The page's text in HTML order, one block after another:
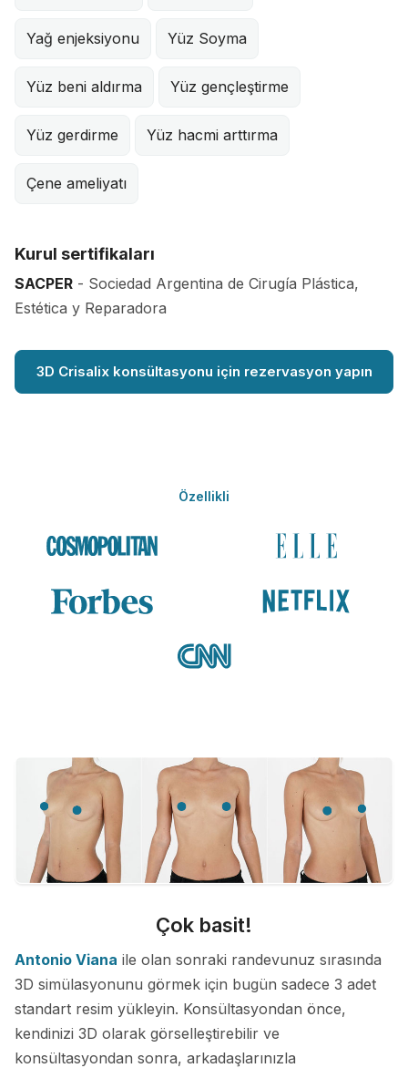
Yağ enjeksiyonu Yüz Soyma
Yüz beni aldırma Yüz gençleştirme
Yüz gerdirme Yüz hacmi arttırma
Çene ameliyatı
Kurul sertifikaları
SACPER - Sociedad Argentina de Cirugía Plástica,
Estética y Reparadora
3D Crisalix konsültasyonu için rezervasyon yapın
Özellikli
Çok basit!
Antonio Viana ile olan sonraki randevunuz sırasında
3D simülasyonunu görmek için bugün sadece 3 adet
standart resim yükleyin. Konsültasyondan önce,
kendinizi 3D olarak görselleştirebilir ve
konsültasyondan sonra, arkadaşlarınızla